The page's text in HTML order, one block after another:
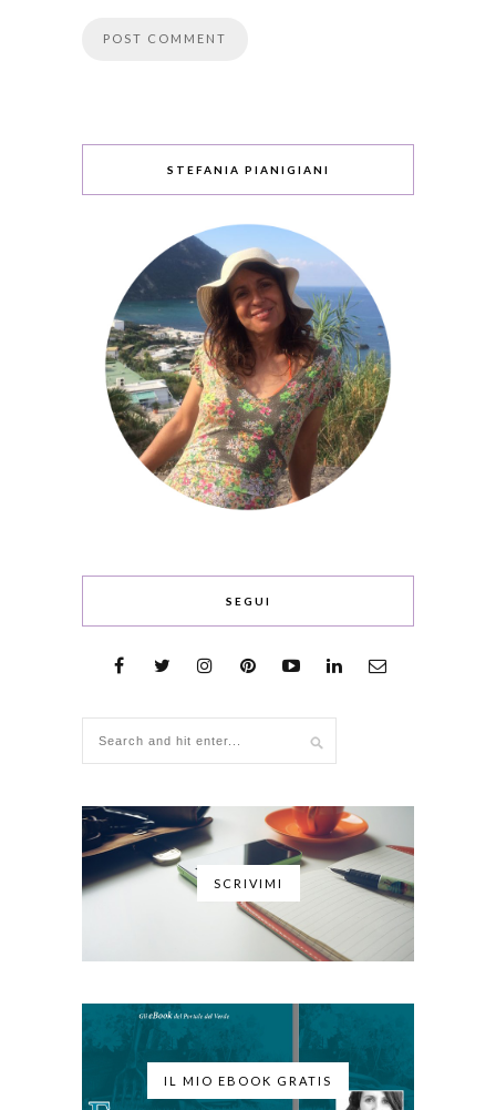
STEFANIA PIANIGIANI
SEGUI
SCRIVIMI
IL MIO EBOOK GRATIS